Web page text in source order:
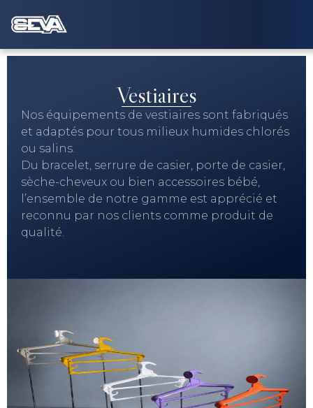
Vestiaires
Nos équipements de vestiaires sont fabriqués
et adaptés pour tous milieux humides chlorés
ou salins.
Du bracelet, serrure de casier, porte de casier,
sèche-cheveux ou bien accessoires bébé,
l’ensemble de notre gamme est apprécié et
reconnu par nos clients comme produit de
qualité.